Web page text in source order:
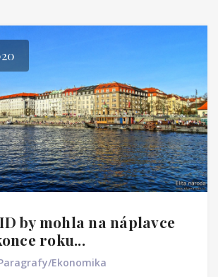
by mohla na náplavce
roku...
Ekonomika